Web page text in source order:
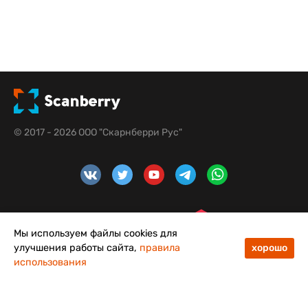
© 2017 - 2026 ООО "Скарнберри Рус"
4,8
Мы используем файлы cookies для
улучшения работы сайта, правила
использования
хорошо